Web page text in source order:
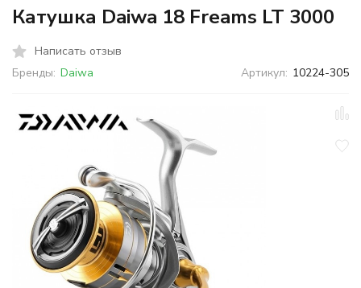
Катушка Daiwa 18 Freams LT 3000
Написать отзыв
Бренды: Daiwa Артикул: 10224-305